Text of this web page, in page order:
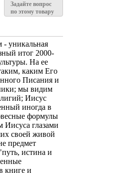
Задайте вопрос
по этому товару
- уникальная
итог 2000-
На ее
каким Его
Писания и
мы видим
Иисус
иногда в
формулы
Иисуса глазами
своей живой
предмет
истина и
книге и